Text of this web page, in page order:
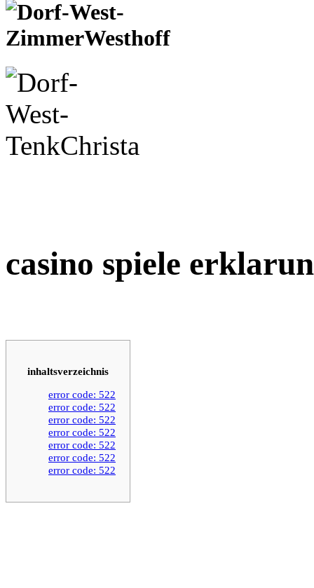
casino spiele
inhaltsverzeichnis
error code: 522
error code: 522
error code: 522
error code: 522
error code: 522
error code: 522
error code: 522